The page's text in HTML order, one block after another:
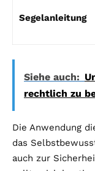
Segelanleitung
Siehe auch:
rechtlich zu
Die Anwendung
das
auch zur